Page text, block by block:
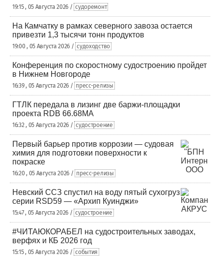
19:15 , 05 Августа 2026 / судоремонт
На Камчатку в рамках северного завоза остается
привезти 1,3 тысячи тонн продуктов
19:00 , 05 Августа 2026 / судоходство
Конференция по скоростному судостроению пройдет
в Нижнем Новгороде
16:39 , 05 Августа 2026 / пресс-релизы
ГТЛК передала в лизинг две баржи-площадки
проекта RDB 66.68МА
16:32 , 05 Августа 2026 / судостроение
Первый барьер против коррозии — судовая
химия для подготовки поверхности к
покраске
16:20 , 05 Августа 2026 / пресс-релизы
Невский ССЗ спустил на воду пятый сухогруз
серии RSD59 — «Архип Куинджи»
15:47 , 05 Августа 2026 / судостроение
#ЧИТАЮКОРАБЕЛ на судостроительных заводах,
верфях и КБ 2026 год
15:15 , 05 Августа 2026 / события